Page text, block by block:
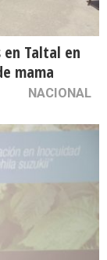
Taltal en
mama
NACIONAL